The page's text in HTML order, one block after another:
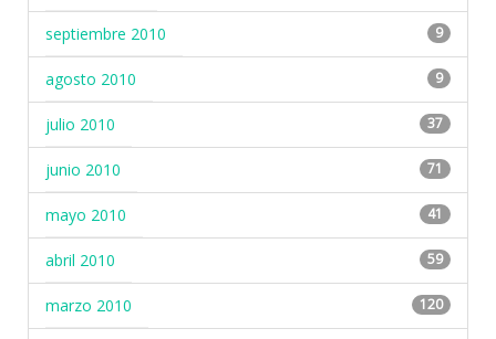
septiembre 2010 9
agosto 2010 9
julio 2010 37
junio 2010 71
mayo 2010 41
abril 2010 59
marzo 2010 120